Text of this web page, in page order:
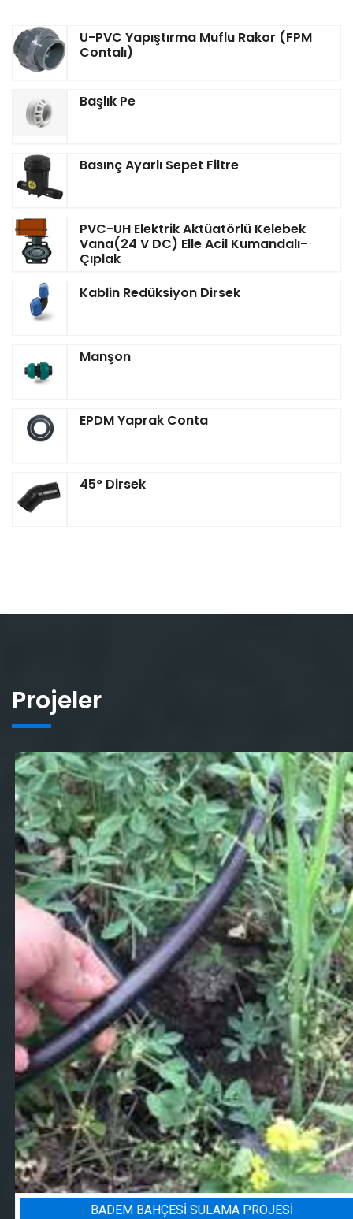
U-PVC Yapıştırma Muflu Rakor (FPM
Contalı)
Başlık Pe
Basınç Ayarlı Sepet Filtre
PVC-UH Elektrik Aktüatörlü Kelebek
Vana(24 V DC) Elle Acil Kumandalı-
Çıplak
Kablin Redüksiyon Dirsek
Manşon
EPDM Yaprak Conta
45° Dirsek
Projeler
BADEM BAHÇESI SULAMA PROJESI